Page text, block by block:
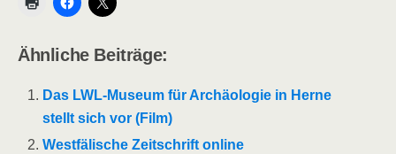
Ähnliche Beiträge:
Das LWL-Museum für Archäologie in Herne
stellt sich vor (Film)
Westfälische Zeitschrift online